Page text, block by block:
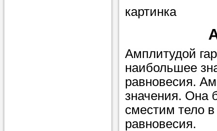
Задайте
Больше не
голову, к
помощью -
Nado5.ru!
картинка
Амплитудой
наибольшее
равновесия.
значения. Она
сместим тело
равновесия.